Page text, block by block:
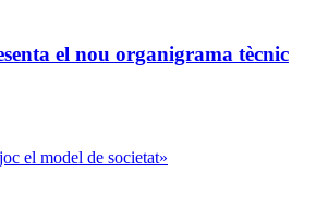
el nou organigrama tècnic